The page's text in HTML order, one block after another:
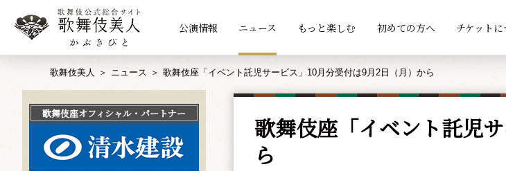
公演情報 ニュース もっと楽しむ 初めての方へ チケット
歌舞伎美人 ニュース 歌舞伎座「イベント託児サービス」10月分受付は9月2日（月）から
歌舞伎座「イベント託児
ら
歌舞伎座オフィシャル・パートナー